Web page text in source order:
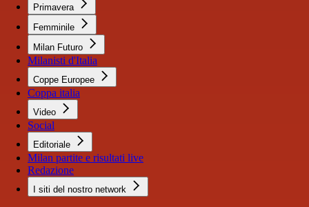
Primavera
Femminile
Milan Futuro
Milanisti d'Italia
Coppe Europee
Coppa italia
Video
Social
Editoriale
Milan partite e risultati live
Redazione
I siti del nostro network